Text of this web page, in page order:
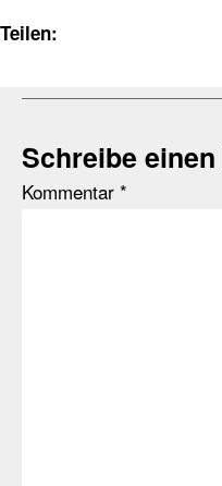
Teilen:
Schreibe
Kommentar *